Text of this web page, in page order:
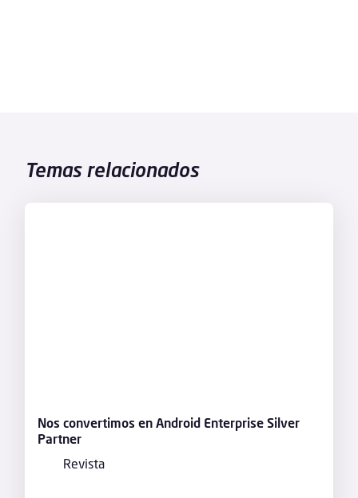
Temas relacionados
Nos convertimos en Android Enterprise Silver
Partner
Revista